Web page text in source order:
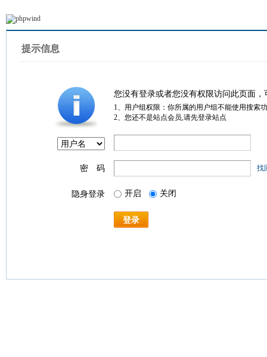
提示信息
您没有登录或者您没有权限访问此页面
1、用户组权限：你所属的用户组不能使用搜索
2、您还不是站点会员,请先登录站点
密 码 找
隐身登录 开启 关闭
登录